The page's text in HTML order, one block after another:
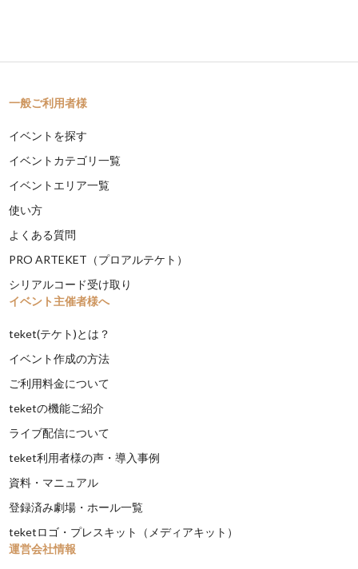
一般ご利用者様
イベントを探す
イベントカテゴリ一覧
イベントエリア一覧
使い方
よくある質問
PRO ARTEKET（プロアルテケト）
シリアルコード受け取り
イベント主催者様へ
teket(テケト)とは？
イベント作成の方法
ご利用料金について
teketの機能ご紹介
ライブ配信について
teket利用者様の声・導入事例
資料・マニュアル
登録済み劇場・ホール一覧
teketロゴ・プレスキット（メディアキット）
運営会社情報